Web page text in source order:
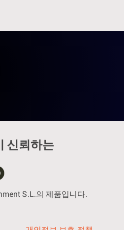
신뢰하는
S.L.의 제품입니다.